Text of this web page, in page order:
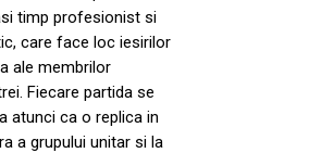
timp profesionist si
care face loc iesirilor
ale membrilor
Fiecare partida se
atunci ca o replica in
a grupului unitar si la